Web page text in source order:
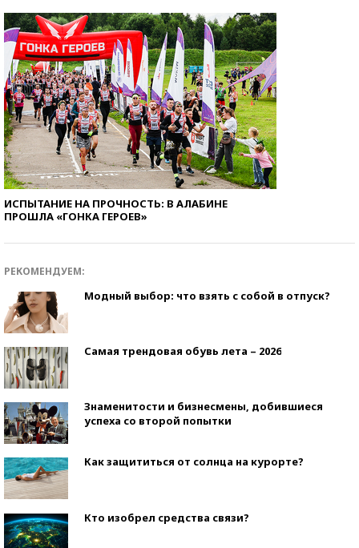
ИСПЫТАНИЕ НА ПРОЧНОСТЬ: В АЛАБИНЕ
ПРОШЛА «ГОНКА ГЕРОЕВ»
РЕКОМЕНДУЕМ:
Модный выбор: что взять с собой в отпуск?
Самая трендовая обувь лета – 2026
Знаменитости и бизнесмены, добившиеся
успеха со второй попытки
Как защититься от солнца на курорте?
Кто изобрел средства связи?